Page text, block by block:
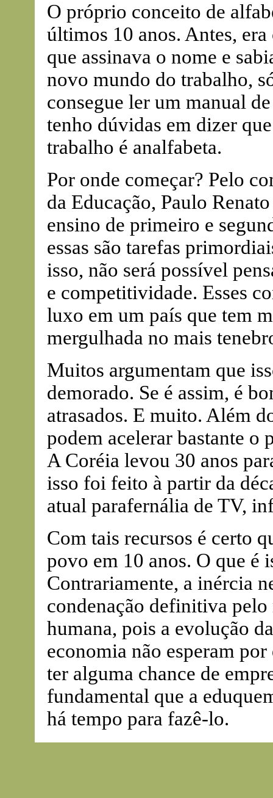
O próprio conceito de
últimos 10 anos. Antes,
que assinava o nome e
novo mundo do trabalho,
consegue ler um manual
tenho dúvidas em dizer
trabalho é analfabeta.
Por onde começar? Pelo
da Educação, Paulo
ensino de primeiro e
essas são tarefas
isso, não será possível
e competitividade. Esses
luxo em um país que tem
mergulhada no mais
Muitos argumentam que
demorado. Se é assim, é
atrasados. E muito. Além
podem acelerar bastante o
A Coréia levou 30 anos
isso foi feito à partir da
atual parafernália de TV,
Com tais recursos é certo
povo em 10 anos. O que é
Contrariamente, a inércia
condenação definitiva pelo
humana, pois a evolução
economia não esperam por
ter alguma chance de
fundamental que a
há tempo para fazê-lo.